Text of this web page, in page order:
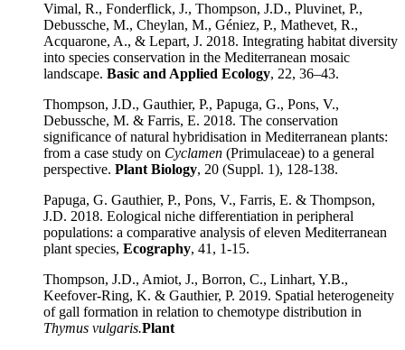
Vimal, R., Fonderflick, J., Thompson, J.D., Pluvinet, P.,
Debussche, M., Cheylan, M., Géniez, P., Mathevet, R.,
Acquarone, A., & Lepart, J. 2018. Integrating habitat diversity
into species conservation in the Mediterranean mosaic
landscape. Basic and Applied Ecology, 22, 36–43.
Thompson, J.D., Gauthier, P., Papuga, G., Pons, V.,
Debussche, M. & Farris, E. 2018. The conservation
significance of natural hybridisation in Mediterranean plants:
from a case study on Cyclamen (Primulaceae) to a general
perspective. Plant Biology, 20 (Suppl. 1), 128-138.
Papuga, G. Gauthier, P., Pons, V., Farris, E. & Thompson,
J.D. 2018. Eological niche differentiation in peripheral
populations: a comparative analysis of eleven Mediterranean
plant species, Ecography, 41, 1-15.
Thompson, J.D., Amiot, J., Borron, C., Linhart, Y.B.,
Keefover-Ring, K. & Gauthier, P. 2019. Spatial heterogeneity
of gall formation in relation to chemotype distribution in
Thymus vulgaris.Plant